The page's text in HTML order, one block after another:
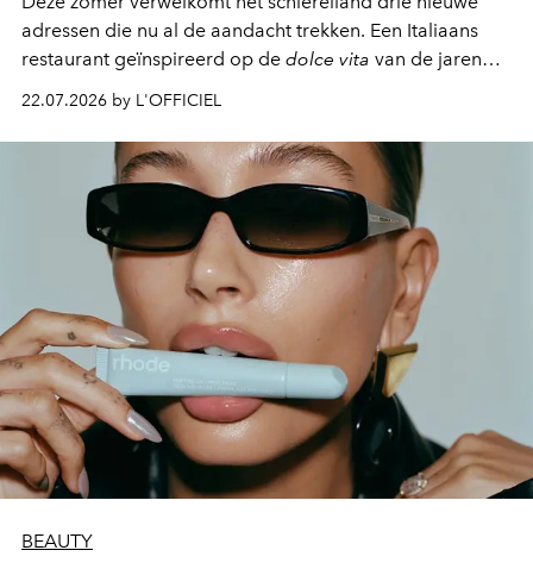
adressen die nu al de aandacht trekken. Een Italiaans
restaurant geïnspireerd op de dolce vita van de jaren
zestig, een Japanse hotspot die na zonsondergang
verandert in een bruisende ontmoetingsplek en de
legendarische Parijse club Raspoutine die eindelijk
neerstrijkt in Saint-Tropez. Dit zijn de nieuwe adressen
die deze zomer de toon zetten, van lange lunches tot
zwoele nachten.
22.07.2026 by L'OFFICIEL
BEAUTY